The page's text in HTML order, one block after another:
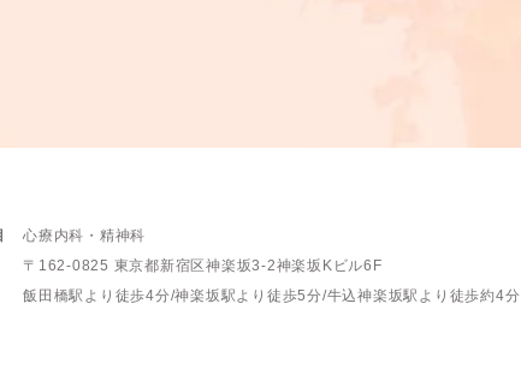
心療内科・精神科
〒162-0825 東京都新宿区神楽坂3-2神楽坂Kビル6F
飯田橋駅より徒歩4分/神楽坂駅より徒歩5分/牛込神楽坂駅より徒歩約4分